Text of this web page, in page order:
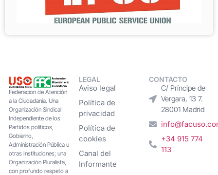
Federacion de Atención
a la Ciudadanía. Una
Organización Sindical
Independiente de los
Partidos políticos,
Gobierno,
Administración Pública u
otras Instituciones; una
Organización Pluralista,
con profundo respeto a
LEGAL
Aviso legal
Política de
privacidad
Política de
cookies
Canal del
Informante
CONTACTO
C/ Príncipe de
Vergara, 13 7.
28001 Madrid
+34 915 774
113